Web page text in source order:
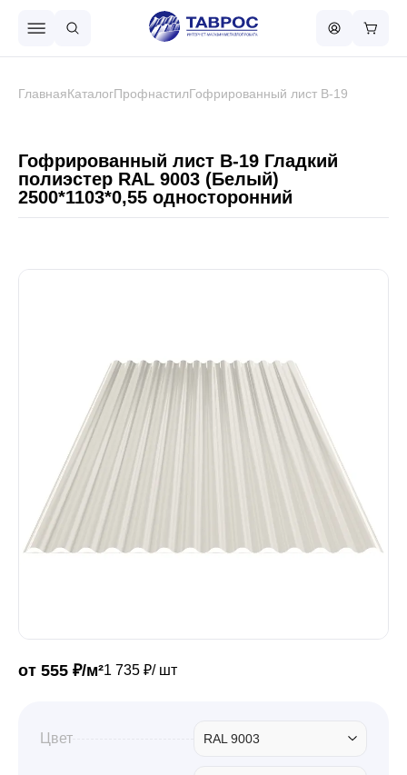
Металлочерепица
Сваи винтовые
Забор
Кровля
Профили для гипсокартона
ГлавнаяКаталогПрофнастилГофрированный лист В-19
Гофрированный лист В-19 Гладкий
полиэстер RAL 9003 (Белый)
2500*1103*0,55 односторонний
от 555 ₽/м²1 735 ₽/ шт
Цвет RAL 9003